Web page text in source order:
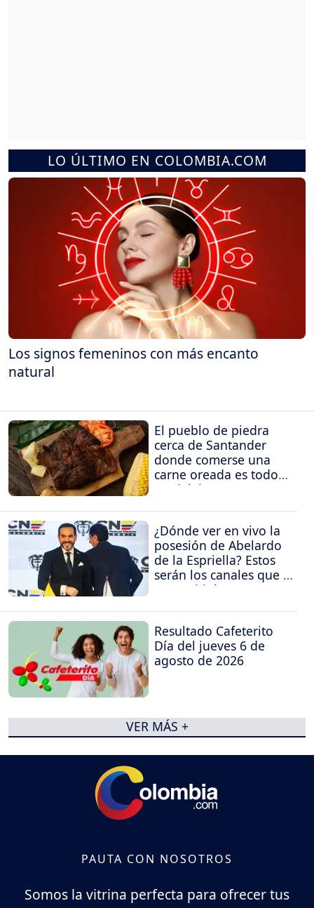
LO ÚLTIMO EN COLOMBIA.COM
Los signos femeninos con más encanto
natural
El pueblo de piedra
cerca de Santander
donde comerse una
carne oreada es todo
un deleite
¿Dónde ver en vivo la
posesión de Abelardo
de la Espriella? Estos
serán los canales que la
transmitirán
Resultado Cafeterito
Día del jueves 6 de
agosto de 2026
VER MÁS +
PAUTA CON NOSOTROS
Somos la vitrina perfecta para ofrecer tus